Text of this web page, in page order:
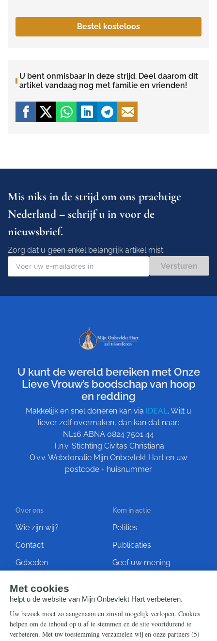
Bestel kosteloos
U bent onmisbaar in deze strijd. Deel daarom dit
artikel vandaag nog met familie en vrienden!
Mis niks in de strijd om ons prachtige
Nederland – schrijf u in voor de
nieuwsbrief.
Zorg dat u geen enkel belangrijk artikel mist.
Versturen
U kunt de wereld bereiken met Onze
Lieve Vrouw’s boodschap van hoop
en redding
Makkelijk en snel doneren kan via iDEAL. Wilt u
liever zelf overmaken, dan kan dat naar:
NL16 ABNA 0824 7501 44
T.n.v. Stichting Civitas Christiana
O.v.v. Webdonatie Mijn Onbevlekt Hart en uw
postcode + huisnummer
Over ons
Wie zijn wij?
Contact
Gebeden
Kom in actie
Petities
Publicaties
Geef uw mening
Steun ons
Nieuwsbrief
Info
Contact